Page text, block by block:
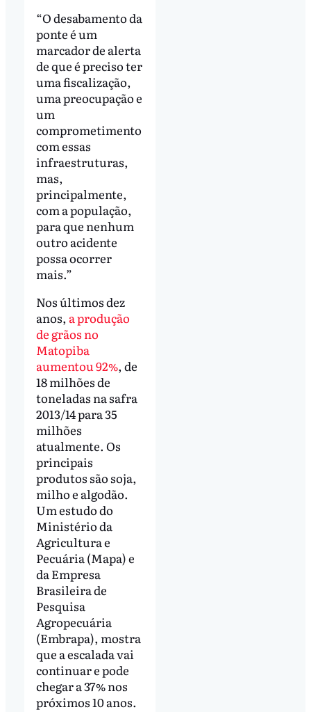
“O desabamento da
ponte é um
marcador de alerta
de que é preciso ter
uma fiscalização,
uma preocupação e
um
comprometimento
com essas
infraestruturas,
mas,
principalmente,
com a população,
para que nenhum
outro acidente
possa ocorrer
mais.”
Nos últimos dez
anos, a produção
de grãos no
Matopiba
aumentou 92%, de
18 milhões de
toneladas na safra
2013/14 para 35
milhões
atualmente. Os
principais
produtos são soja,
milho e algodão.
Um estudo do
Ministério da
Agricultura e
Pecuária (Mapa) e
da Empresa
Brasileira de
Pesquisa
Agropecuária
(Embrapa), mostra
que a escalada vai
continuar e pode
chegar a 37% nos
próximos 10 anos.